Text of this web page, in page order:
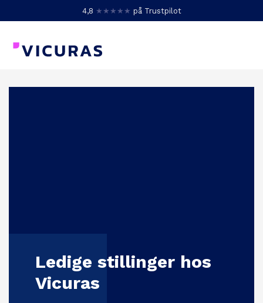
4,8 ★★★★★ på Trustpilot
Ledige stillinger hos
Vicuras